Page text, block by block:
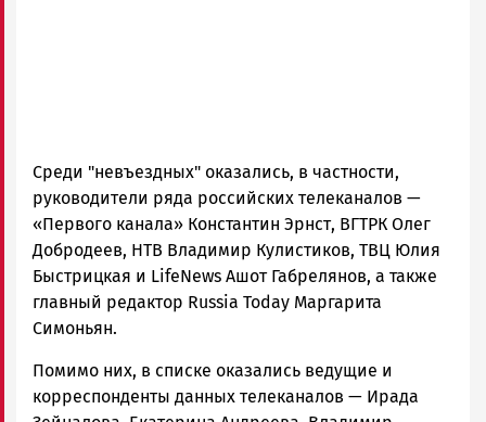
Среди "невъездных" оказались, в частности,
руководители ряда российских телеканалов —
«Первого канала» Константин Эрнст, ВГТРК Олег
Добродеев, НТВ Владимир Кулистиков, ТВЦ Юлия
Быстрицкая и LifeNews Ашот Габрелянов, а также
главный редактор Russia Today Маргарита
Симоньян.
Помимо них, в списке оказались ведущие и
корреспонденты данных телеканалов — Ирада